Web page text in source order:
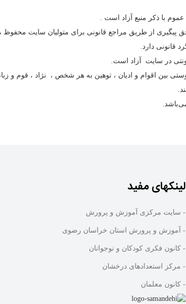
لینکهای مفید
- سایت مرکزی آموزش و پرورش
- آموزش و پرورش استان خراسان رضوی
- کانون فکری کودکان و نوجوانان
- مرکز استعدادهای درخشان
- کانون معلمان